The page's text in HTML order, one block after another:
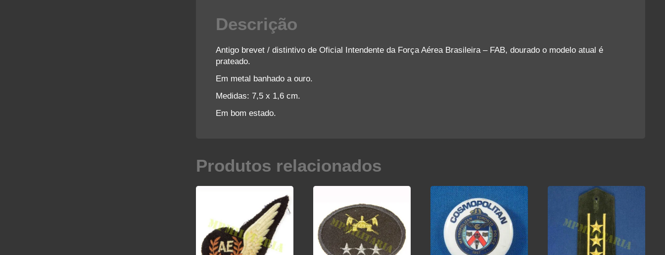
Descrição
Antigo brevet / distintivo de Oficial Intendente da Força Aérea Brasileira – FAB, dourado o modelo atual é
prateado.
Em metal banhado a ouro.
Medidas: 7,5 x 1,6 cm.
Em bom estado.
Produtos relacionados